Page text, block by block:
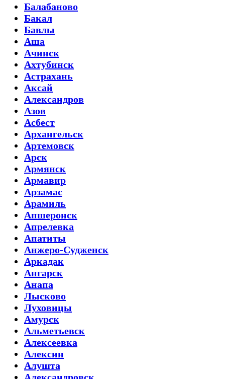
Балабаново
Бакал
Бавлы
Аша
Ачинск
Ахтубинск
Астрахань
Аксай
Александров
Азов
Асбест
Архангельск
Артемовск
Арск
Армянск
Армавир
Арзамас
Арамиль
Апшеронск
Апрелевка
Апатиты
Анжеро-Судженск
Аркадак
Ангарск
Анапа
Лысково
Луховицы
Амурск
Альметьевск
Алексеевка
Алексин
Алушта
Александровск